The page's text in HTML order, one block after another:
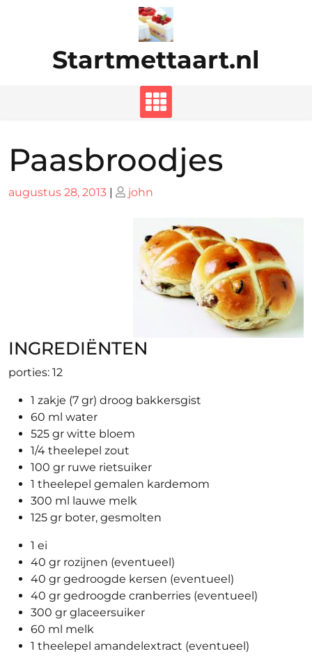
Startmettaart.nl
Paasbroodjes
Geplaatst
augustus 28, 2013 | Geplaatst
john
INGREDIËNTEN
porties: 12
1 zakje (7 gr) droog bakkersgist
60 ml water
525 gr witte bloem
1/4 theelepel zout
100 gr ruwe rietsuiker
1 theelepel gemalen kardemom
300 ml lauwe melk
125 gr boter, gesmolten
1 ei
40 gr rozijnen (eventueel)
40 gr gedroogde kersen (eventueel)
40 gr gedroogde cranberries (eventueel)
300 gr glaceersuiker
60 ml melk
1 theelepel amandelextract (eventueel)